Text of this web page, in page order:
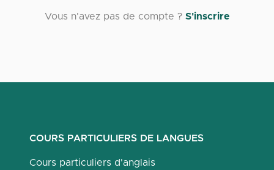
Vous n'avez pas de compte ? S'inscrire
COURS PARTICULIERS DE LANGUES
Cours particuliers d'anglais